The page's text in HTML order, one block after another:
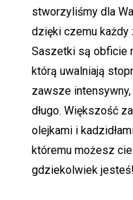
stworzyliśmy dla
dzięki czemu każdy
Saszetki są obficie
którą uwalniają
zawsze
długo. Większość
olejkami i
któremu możesz
gdziekolwiek jesteś!